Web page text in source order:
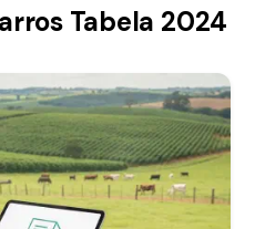
Tabela 2024